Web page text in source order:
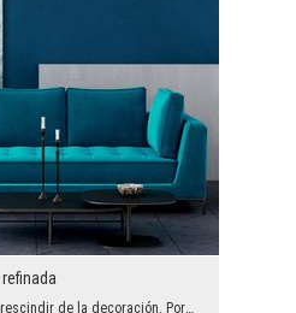
Ningún arreglo puede prescindir de la decoración. Por supuesto, el minimalismo está de moda hoy e...